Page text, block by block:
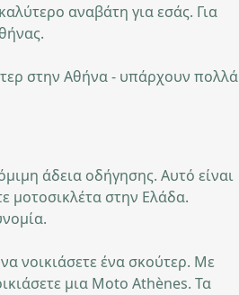
αναβάτη για εσάς. Για
στην Αθήνα - υπάρχουν πολλά
άδεια οδήγησης. Αυτό είναι
μοτοσικλέτα στην Ελάδα.
νοικιάσετε ένα σκούτερ. Με
μια Moto Athènes. Τα